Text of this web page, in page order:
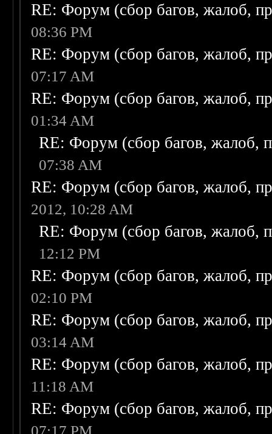
RE: Форум (сбор багов, жалоб,
08:36 PM
RE: Форум (сбор багов, жалоб,
07:17 AM
RE: Форум (сбор багов, жалоб,
01:34 AM
RE: Форум (сбор багов, жалоб,
07:38 AM
RE: Форум (сбор багов, жалоб,
2012, 10:28 AM
RE: Форум (сбор багов, жалоб,
12:12 PM
RE: Форум (сбор багов, жалоб,
02:10 PM
RE: Форум (сбор багов, жалоб,
03:14 AM
RE: Форум (сбор багов, жалоб,
11:18 AM
RE: Форум (сбор багов, жалоб,
07:17 PM